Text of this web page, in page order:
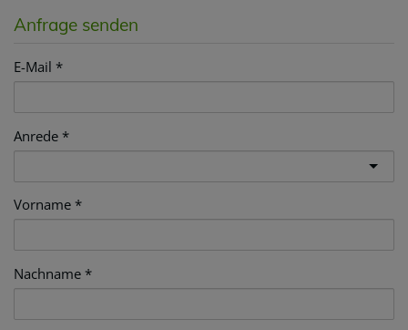
Anfrage senden
E-Mail
Anrede
Vorname
Nachname